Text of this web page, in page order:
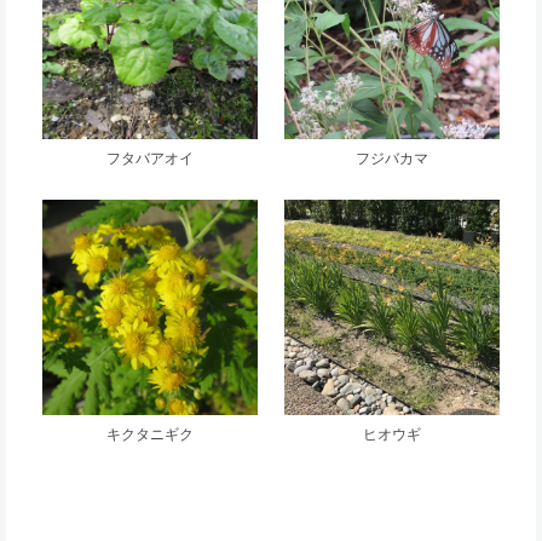
フタバアオイ フジバカマ
キクタニギク ヒオウギ